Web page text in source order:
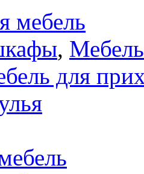
мебель
,
для